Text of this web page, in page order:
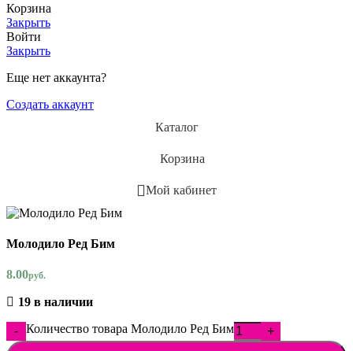
Корзина
Закрыть
Войти
Закрыть
Еще нет аккаунта?
Создать аккаунт
Каталог
Корзина
Мой кабинет
Молодило Ред Бим
8.00руб.
19 в наличии
Количество товара Молодило Ред Бим